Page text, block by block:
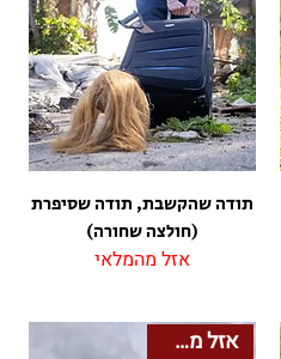
תודה שהקשבת, תודה שסיפרת
(חולצה שחורה)
אזל מהמלאי
אזל מהמלאי